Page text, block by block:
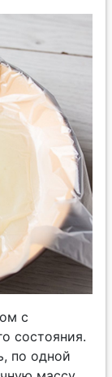
с
состояния.
по одной